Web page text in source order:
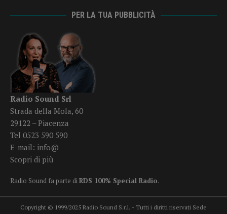
PER LA TUA PUBBLICITÀ
Radio Sound Srl
Strada della Mola, 60
29122 – Piacenza
Tel 0523 590 590
E-mail: info@
Scopri di più
Radio Sound fa parte diRDS 100% Special Radio.
Copyright © 1999/2025 Radio Sound S.r.l. - Tutti i diritti riservati Sede